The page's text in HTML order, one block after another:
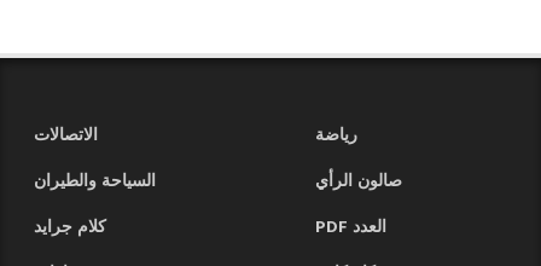
رياضة
الاتصالات
صالون الرأي
السياحة والطيران
العدد PDF
كلام جرايد